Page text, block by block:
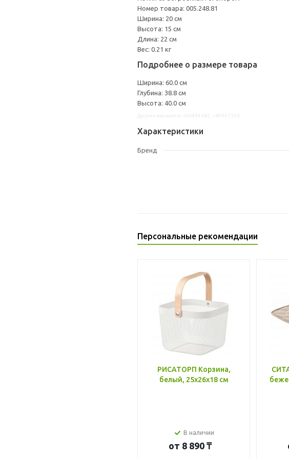
Номер товара: 005.248.81
Ширина: 20 см
Высота: 15 см
Длина: 22 см
Вес: 0.21 кг
Подробнее о размере товара
Ширина: 60.0 см
Глубина: 38.8 см
Высота: 40.0 см
Характеристики
Бренд
Персональные рекомендации
РИСАТОРП Корзина,
белый, 25x26x18 см
В наличии
от 8 890 ₸